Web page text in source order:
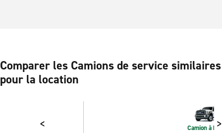
Comparer les Camions de service similaires
pour la location
< >
Camion à